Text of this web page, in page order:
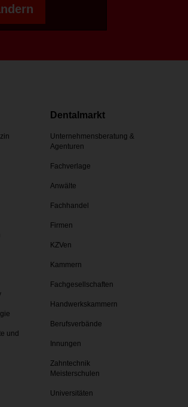
und
Dentalmarkt
Unternehmensberatung &
Agenturen
Fachverlage
Anwälte
Fachhandel
Firmen
KZVen
Kammern
Fachgesellschaften
Handwerkskammern
Berufsverbände
Innungen
Zahntechnik
Meisterschulen
Universitäten